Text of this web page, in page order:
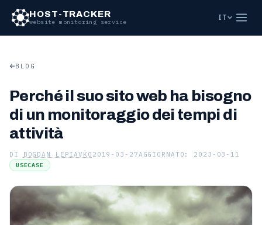
HOST-TRACKER
website monitoring service
IT
BLOG
Perché il suo sito web ha bisogno
di un monitoraggio dei tempi di
attività
DI BOGDAN LEPIAVKO 2019-03-27AGGIORNATO: 2023-03-11
USECASE